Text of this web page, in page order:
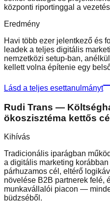
központi riportinggal a
Eredmény
Havi több ezer jelentkező és
leadek a teljes digitális
nemzetközi setup-ban,
kellett volna építenie egy
Lásd a teljes esettanulmányt
Rudi Trans —
ökoszisztéma kettős
Kihívás
Tradicionális iparágban
a digitális marketing
párhuzamos cél, eltérő
növelése B2B partnerek felé,
munkavállalói piacon —
büdzséből.